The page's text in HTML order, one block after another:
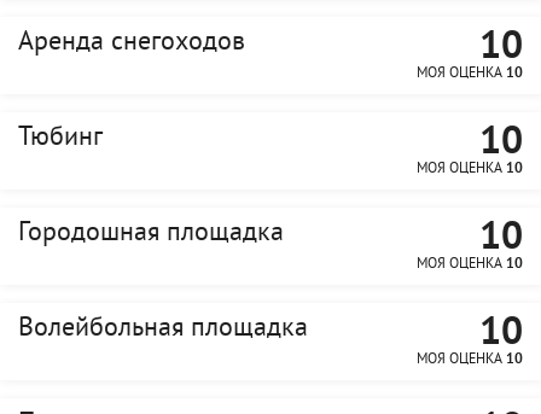
Аренда снегоходов 10
МОЯ ОЦЕНКА 10
Тюбинг 10
МОЯ ОЦЕНКА 10
Городошная площадка 10
МОЯ ОЦЕНКА 10
Волейбольная площадка 10
МОЯ ОЦЕНКА 10